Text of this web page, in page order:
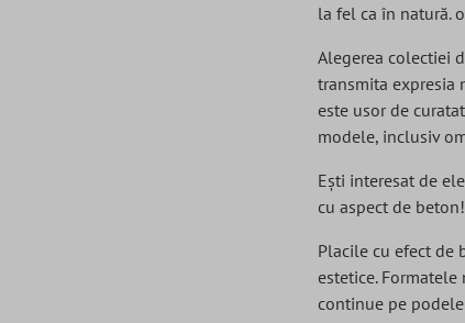
la fel ca în natură.
Alegerea colectiei
transmita expresia
este usor de
modele, inclusiv
Ești interesat de
cu aspect de beton!
Placile cu efect de
estetice.
continue pe